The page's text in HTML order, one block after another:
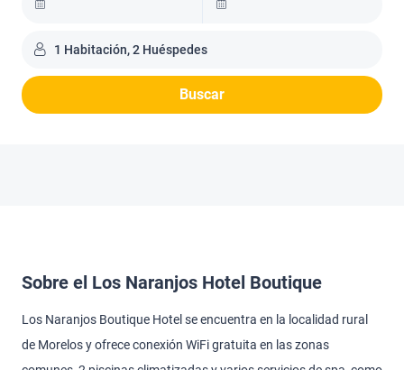
1 Habitación, 2 Huéspedes
Buscar
Sobre el Los Naranjos Hotel Boutique
Los Naranjos Boutique Hotel se encuentra en la localidad rural
de Morelos y ofrece conexión WiFi gratuita en las zonas